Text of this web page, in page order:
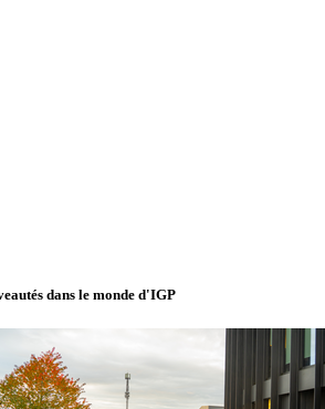
dans le monde d'IGP